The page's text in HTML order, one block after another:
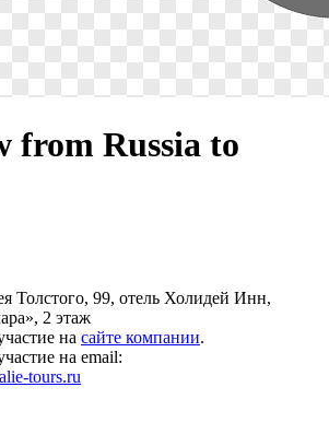
from Russia to
Толстого, 99, отель Холидей Инн,
2 этаж
на сайте компании.
на email:
tours.ru